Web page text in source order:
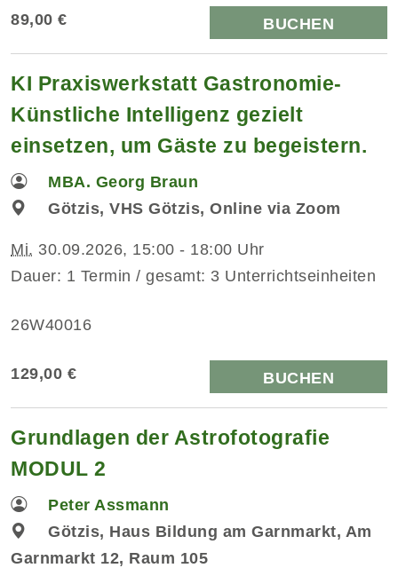
89,00 € BUCHEN
KI Praxiswerkstatt Gastronomie-
Künstliche Intelligenz gezielt
einsetzen, um Gäste zu begeistern.
MBA. Georg Braun
Götzis, VHS Götzis, Online via Zoom
Mi. 30.09.2026, 15:00 - 18:00 Uhr
Dauer: 1 Termin / gesamt: 3 Unterrichtseinheiten
26W40016
129,00 € BUCHEN
Grundlagen der Astrofotografie
MODUL 2
Peter Assmann
Götzis, Haus Bildung am Garnmarkt, Am
Garnmarkt 12, Raum 105